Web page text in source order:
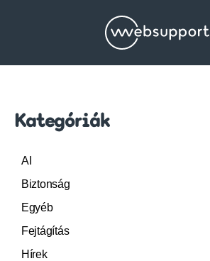
Kategóriák
AI
Biztonság
Egyéb
Fejtágítás
Hírek